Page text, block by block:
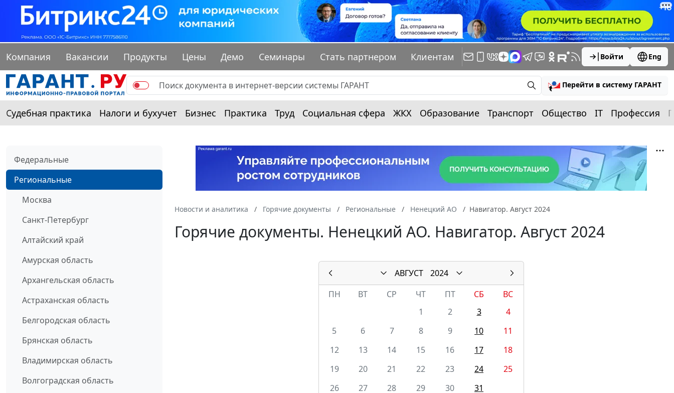
Компания Вакансии Продукты Цены Демо Семинары Стать партнером Клиентам Войти Eng
Перейти в систему ГАРАНТ
Судебная практика Налоги и бухучет Бизнес Практика Труд Социальная сфера ЖКХ Образование Транспорт Общество IT Профессия
Федеральные
Региональные
Москва
Санкт-Петербург
Алтайский край
Амурская область
Архангельская область
Астраханская область
Белгородская область
Брянская область
Владимирская область
Волгоградская область
Новости и аналитика Горячие документы Региональные Ненецкий АО Навигатор. Август 2024
Горячие документы. Ненецкий АО. Навигатор. Август 2024
АВГУСТ
2024
ПН
ВТ СР ЧТ ПТ СБ
ВС
1
2 3
4
5
6 7 8 9 10
11
12
13 14 15 16 17
18
19
20 21 22 23 24
25
26
27 28 29 30 31